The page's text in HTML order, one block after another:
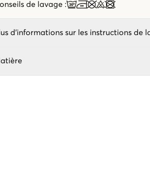
de lavage :
d'informations sur les instructions de